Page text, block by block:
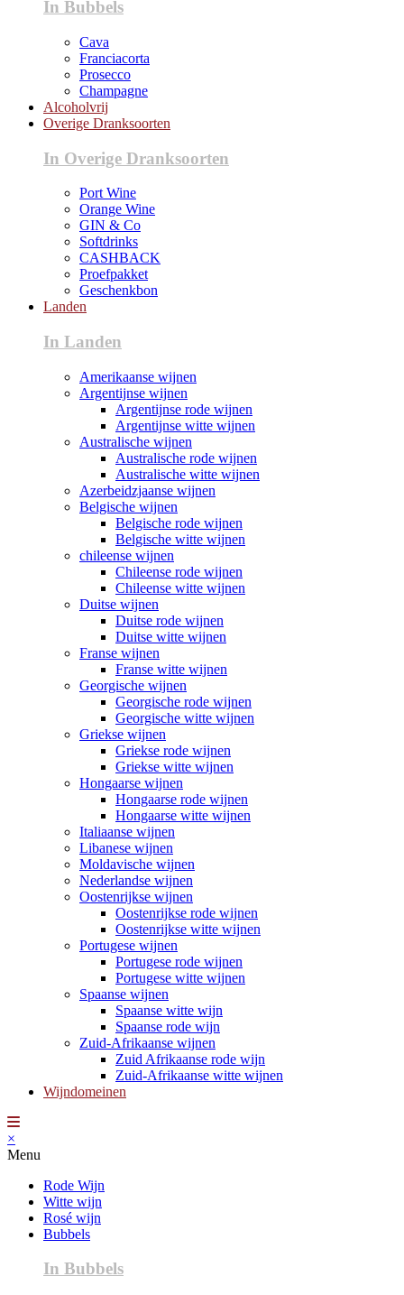
In Bubbels
Cava
Franciacorta
Prosecco
Champagne
Alcoholvrij
Overige Dranksoorten
In Overige Dranksoorten
Port Wine
Orange Wine
GIN & Co
Softdrinks
CASHBACK
Proefpakket
Geschenkbon
Landen
In Landen
Amerikaanse wijnen
Argentijnse wijnen
Argentijnse rode wijnen
Argentijnse witte wijnen
Australische wijnen
Australische rode wijnen
Australische witte wijnen
Azerbeidzjaanse wijnen
Belgische wijnen
Belgische rode wijnen
Belgische witte wijnen
chileense wijnen
Chileense rode wijnen
Chileense witte wijnen
Duitse wijnen
Duitse rode wijnen
Duitse witte wijnen
Franse wijnen
Franse witte wijnen
Georgische wijnen
Georgische rode wijnen
Georgische witte wijnen
Griekse wijnen
Griekse rode wijnen
Griekse witte wijnen
Hongaarse wijnen
Hongaarse rode wijnen
Hongaarse witte wijnen
Italiaanse wijnen
Libanese wijnen
Moldavische wijnen
Nederlandse wijnen
Oostenrijkse wijnen
Oostenrijkse rode wijnen
Oostenrijkse witte wijnen
Portugese wijnen
Portugese rode wijnen
Portugese witte wijnen
Spaanse wijnen
Spaanse witte wijn
Spaanse rode wijn
Zuid-Afrikaanse wijnen
Zuid Afrikaanse rode wijn
Zuid-Afrikaanse witte wijnen
Wijndomeinen
×
Menu
Rode Wijn
Witte wijn
Rosé wijn
Bubbels
In Bubbels